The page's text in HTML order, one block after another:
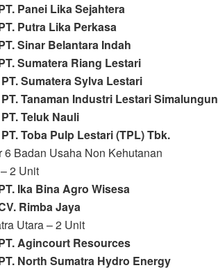
Panei Lika Sejahtera
Putra Lika Perkasa
Sinar Belantara Indah
Sumatera Riang Lestari
Sumatera Sylva Lestari
Tanaman Industri Lestari Simalungun
Teluk Nauli
Toba Pulp Lestari (TPL) Tbk.
6 Badan Usaha Non Kehutanan
2 Unit
Ika Bina Agro Wisesa
Rimba Jaya
Utara – 2 Unit
Agincourt Resources
North Sumatra Hydro Energy